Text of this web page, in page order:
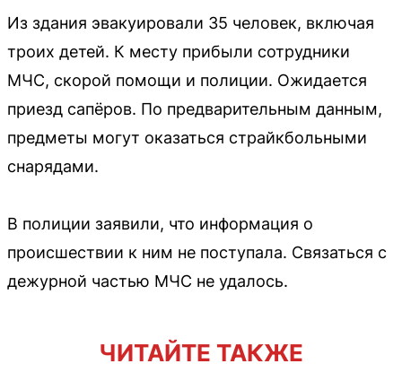
Из здания эвакуировали 35 человек, включая
троих детей. К месту прибыли сотрудники
МЧС, скорой помощи и полиции. Ожидается
приезд сапёров. По предварительным данным,
предметы могут оказаться страйкбольными
снарядами.
В полиции заявили, что информация о
происшествии к ним не поступала. Связаться с
дежурной частью МЧС не удалось.
ЧИТАЙТЕ ТАКЖЕ